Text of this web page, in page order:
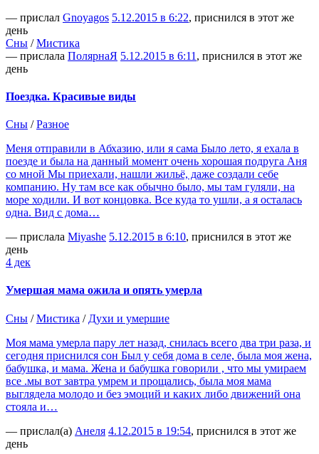
— прислал Gnoyagos 5.12.2015 в 6:22, приснился в этот же
день
Сны /Мистика
— прислала ПолярнаЯ 5.12.2015 в 6:11 , приснился в этот же
день
Поездка. Красивые виды
Сны /Разное
Меня отправили в Абхазию, или я сама Было лето, я ехала в
поезде и была на данный момент очень хорошая подруга Аня
со мной Мы приехали, нашли жильё, даже создали себе
компанию. Ну там все как обычно было, мы там гуляли, на
море ходили. И вот концовка. Все куда то ушли, а я осталась
одна. Вид с дома…
— прислала Miyashe 5.12.2015 в 6:10, приснился в этот же
день
4 дек
Умершая мама ожила и опять умерла
Сны /Мистика / Духи и умершие
Моя мама умерла пару лет назад, снилась всего два три раза, и
сегодня приснился сон Был у себя дома в селе, была моя жена,
бабушка, и мама. Жена и бабушка говорили , что мы умираем
все .мы вот завтра умрем и прощались, была моя мама
выглядела молодо и без эмоций и каких либо движений она
стояла и…
— прислал(а) Анеля 4.12.2015 в 19:54, приснился в этот же
день